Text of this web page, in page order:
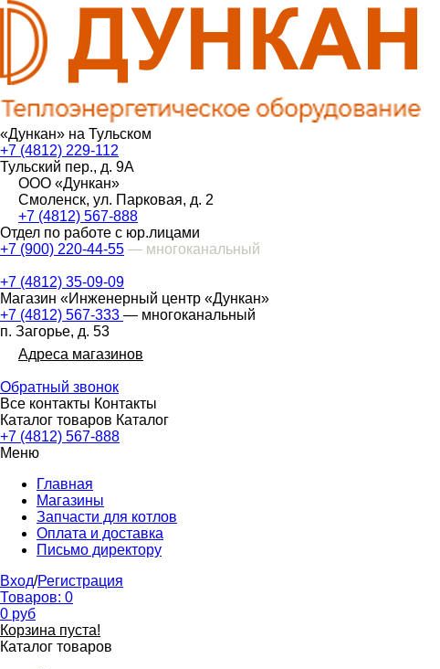
«Дункан» на Тульском
+7 (4812) 229-112
Тульский пер., д. 9А
ООО «Дункан»
Смоленск, ул. Парковая, д. 2
+7 (4812) 567-888
Отдел по работе с юр.лицами
+7 (900) 220-44-55 — многоканальный
+7 (4812) 35-09-09
Магазин «Инженерный центр «Дункан»
+7 (4812) 567-333 — многоканальный
п. Загорье, д. 53
Адреса магазинов
Обратный звонок
Все контакты Контакты
Каталог товаров Каталог
+7 (4812) 567-888
Меню
Главная
Магазины
Запчасти для котлов
Оплата и доставка
Письмо директору
Вход/Регистрация
Товаров: 0
0 руб
Корзина пуста!
Каталог товаров